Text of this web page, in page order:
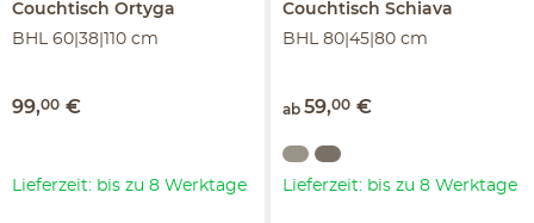
Couchtisch Ortyga
BHL 60|38|110 cm
99,00 €
Lieferzeit: bis zu 8 Werktage
Couchtisch Schiava
BHL 80|45|80 cm
ab 59,00 €
Lieferzeit: bis zu 8 Werktage